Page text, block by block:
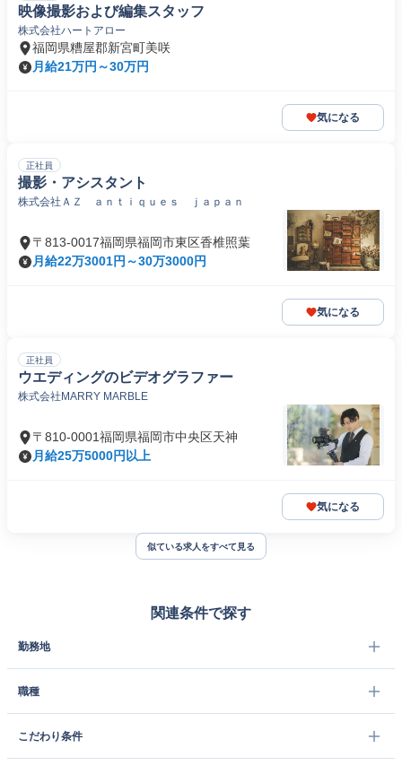
映像撮影および編集スタッフ
株式会社ハートアロー
福岡県糟屋郡新宮町美咲
月給21万円～30万円
気になる
正社員
撮影・アシスタント
株式会社ＡＺ ａｎｔｉｑｕｅｓ ｊａｐａｎ
〒813-0017福岡県福岡市東区香椎照葉
月給22万3001円～30万3000円
気になる
正社員
ウエディングのビデオグラファー
株式会社MARRY MARBLE
〒810-0001福岡県福岡市中央区天神
月給25万5000円以上
気になる
似ている求人をすべて見る
関連条件で探す
勤務地
職種
こだわり条件